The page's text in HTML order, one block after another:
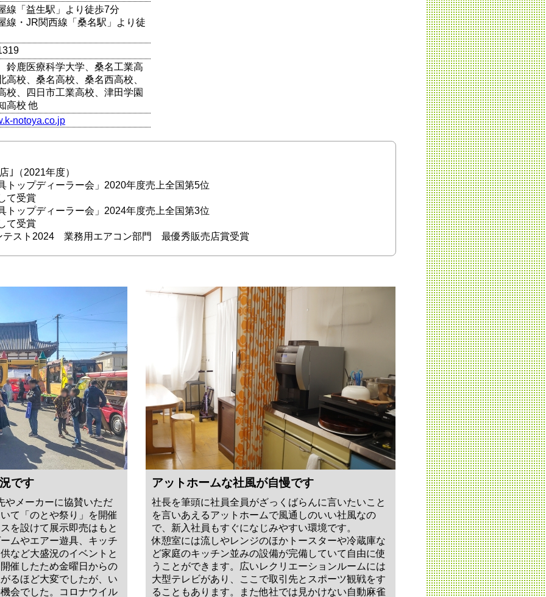
線「益生駅」より徒歩7分
線・JR関西線「桑名駅」より徒
鈴鹿医療科学大学、桑名工業高
高校、桑名高校、桑名西高校、
校、四日市工業高校、津田学園
高校 他
notoya.co.jp
｣（2021年度）
トップディーラー会」2020年度売上全国第5位
て受賞
トップディーラー会」2024年度売上全国第3位
て受賞
テスト2024 業務用エアコン部門 最優秀販売店賞受賞
です
やメーカーに協賛いただ
て「のとや祭り」を開催
を設けて展示即売はもと
ムやエアー遊具、キッチ
など大盛況のイベントと
催したため金曜日からの
るほど大変でしたが、い
会でした。コロナウイル
アットホームな社風が自慢です
社長を筆頭に社員全員がざっくばらんに言いたいこと
を言いあえるアットホームで風通しのいい社風なの
で、新入社員もすぐになじみやすい環境です。
休憩室には流しやレンジのほかトースターや冷蔵庫な
ど家庭のキッチン並みの設備が完備していて自由に使
うことができます。広いレクリエーションルームには
大型テレビがあり、ここで取引先とスポーツ観戦をす
ることもあります。また他社では見かけない自動麻雀